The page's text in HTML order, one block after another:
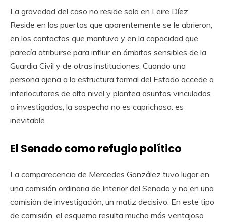
La gravedad del caso no reside solo en Leire Díez.
Reside en las puertas que aparentemente se le abrieron,
en los contactos que mantuvo y en la capacidad que
parecía atribuirse para influir en ámbitos sensibles de la
Guardia Civil y de otras instituciones. Cuando una
persona ajena a la estructura formal del Estado accede a
interlocutores de alto nivel y plantea asuntos vinculados
a investigados, la sospecha no es caprichosa: es
inevitable.
El Senado como refugio político
La comparecencia de Mercedes González tuvo lugar en
una comisión ordinaria de Interior del Senado y no en una
comisión de investigación, un matiz decisivo. En este tipo
de comisión, el esquema resulta mucho más ventajoso